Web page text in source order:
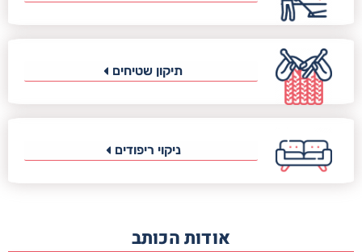
תיקון שטיחים
ניקוי ריפודים
אודות הכותב